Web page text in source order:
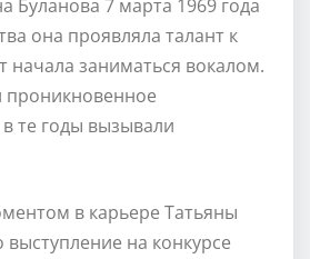
Буланова 7 марта 1969 года
она проявляла талант к
начала заниматься вокалом.
проникновенное
те годы вызывали
в карьере Татьяны
выступление на конкурсе